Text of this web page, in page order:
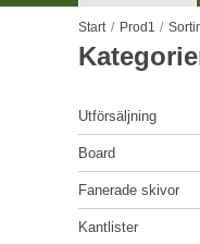
BOARD
FANERADE
KANTLISTER
LACKERADE
För nya
Så handlar
Mitt konto
Leverans
Betalning
Start / Prod1 /
Utförsäljning
Board
Fanerade skivor
Kantlister